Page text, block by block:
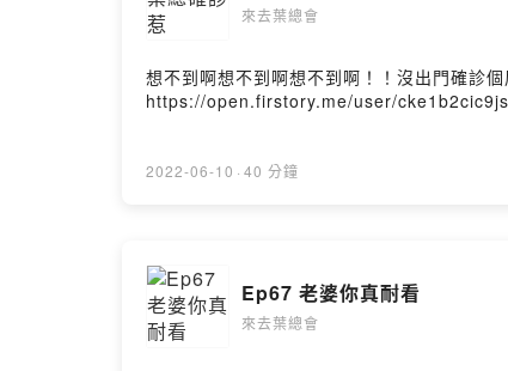
來去葉總會
想不到啊想不到啊想不到啊！！沒出門確診
https://open.firstory.me/user/
2022-06-10 · 40 分鐘
Ep67 老婆你真耐看
來去葉總會